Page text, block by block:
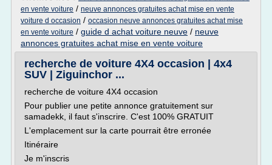
en vente voiture / neuve annonces gratuites achat mise en vente
voiture d occasion / occasion neuve annonces gratuites achat mise
en vente voiture / guide d achat voiture neuve / neuve
annonces gratuites achat mise en vente voiture
recherche de voiture 4X4 occasion | 4x4
SUV | Ziguinchor ...
recherche de voiture 4X4 occasion
Pour publier une petite annonce gratuitement sur
samadekk, il faut s'inscrire. C'est 100% GRATUIT
L'emplacement sur la carte pourrait être erronée
Itinéraire
Je m'inscris